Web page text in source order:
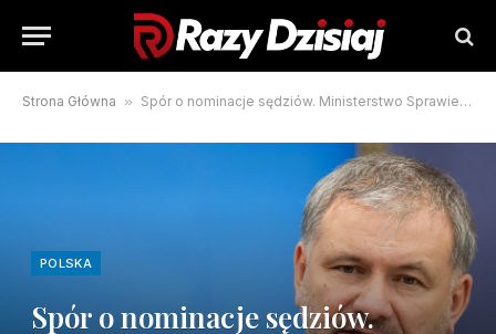
Strona Główna » Spór o nominacje sędziów. Ministerstwo Sprawiedliwości komentuje ruch prezydenta
POLSKA
Spór o nominacje sędziów.